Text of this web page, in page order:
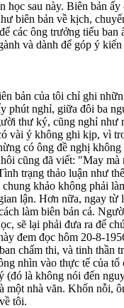
học sau này. Biên bản
biên bản về kịch,
các ông trưởng tiểu ban
và dành để góp ý
bản của tôi chỉ ghi
phút nghỉ, giữa đôi ba
thư ký, cũng nghỉ như
vài ý không ghi kịp, vì
có ông đề nghị
cũng đã viết: "May mà
trạng thảo luận như
khảo không phải
lận. Hơn nữa, ngay
làm biên bản cả.
sẽ lại phải đưa ra để
đem đọc hôm 20-8-
chấm thi, và tinh thần
nhìn vào thực tế của
là không nói đến
một nhà văn. Khốn nỗi,
tôi.